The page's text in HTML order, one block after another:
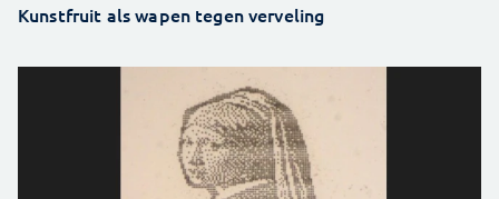
Kunstfruit als wapen tegen verveling